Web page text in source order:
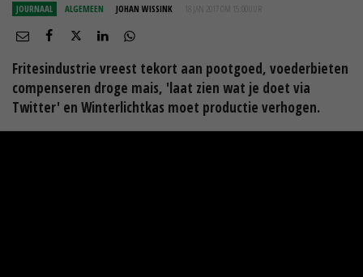
JOURNAAL ALGEMEEN JOHAN WISSINK 18 JAN 2017 OM 15:00
Fritesindustrie vreest tekort aan pootgoed, voederbieten
compenseren droge mais, 'laat zien wat je doet via
Twitter' en Winterlichtkas moet productie verhogen.